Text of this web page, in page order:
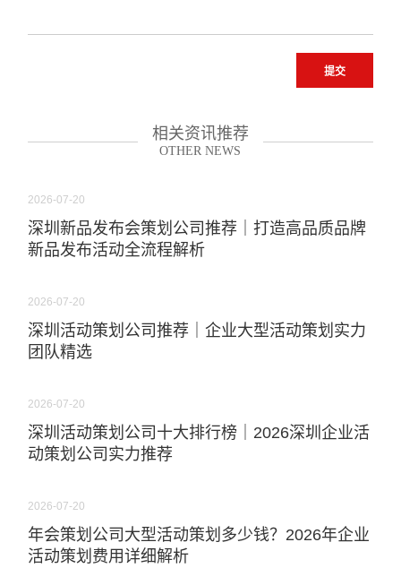
提交
相关资讯推荐
OTHER NEWS
2026-07-20
深圳新品发布会策划公司推荐｜打造高品质品牌
新品发布活动全流程解析
2026-07-20
深圳活动策划公司推荐｜企业大型活动策划实力
团队精选
2026-07-20
深圳活动策划公司十大排行榜｜2026深圳企业活
动策划公司实力推荐
2026-07-20
年会策划公司大型活动策划多少钱？2026年企业
活动策划费用详细解析